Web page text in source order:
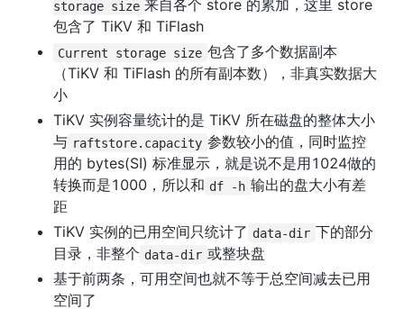
storage size 来自各个 store 的累加，这里 store
包含了 TiKV 和 TiFlash
Current storage size 包含了多个数据副本
（TiKV 和 TiFlash 的所有副本数），非真实数据大
小
TiKV 实例容量统计的是 TiKV 所在磁盘的整体大小
与 raftstore.capacity 参数较小的值，同时监控
用的 bytes(SI) 标准显示，就是说不是用1024做的
转换而是1000，所以和 df -h 输出的盘大小有差
距
TiKV 实例的已用空间只统计了 data-dir 下的部分
目录，非整个 data-dir 或整块盘
基于前两条，可用空间也就不等于总空间减去已用
空间了